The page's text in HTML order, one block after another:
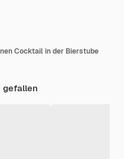
Cocktail in der Bierstube
gefallen